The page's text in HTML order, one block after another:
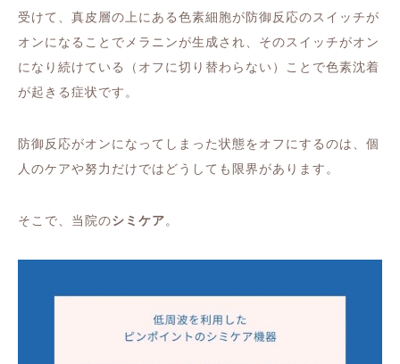
受けて、真皮層の上にある色素細胞が防御反応のスイッチが
オンになることでメラニンが生成され、そのスイッチがオン
になり続けている（オフに切り替わらない）ことで色素沈着
が起きる症状です。
防御反応がオンになってしまった状態をオフにするのは、個
人のケアや努力だけではどうしても限界があります。
そこで、当院のシミケア。